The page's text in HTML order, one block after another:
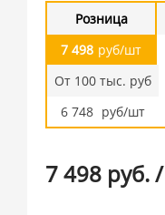
Розница
7 498 руб/шт
От 100 тыс. руб
6 748 руб/шт
7 498 руб./